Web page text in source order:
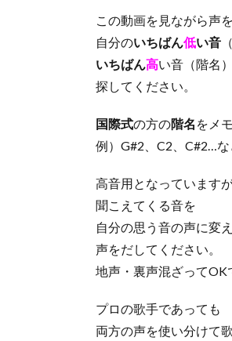
この動画を見ながら声を
自分のいちばん低い音
いちばん高い音（階名
探してください。
国際式の方の階名 をメ
例）G#2、C2、C#2…
高音用となっています
聞こえてくる音を
自分の思う音の声に変
声をだしてください。
地声・裏声混ざってOK
プロの歌手であっても
両方の声を使い分けて